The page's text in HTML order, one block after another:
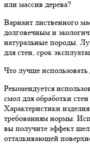
или массив дерева?
Вариант лиственного
долговечным и
натуральные породы.
для стен, срок
Что лучше
Рекомендуется
смол для обработки
Характеристики
требованиям нормы.
вы получите эффект
отталкивающей